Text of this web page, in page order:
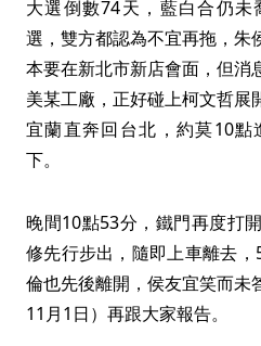
大選倒數74天，藍白合仍
選，雙方都認為不宜再拖，朱
本要在新北市新店會面，但消
美某工廠，正好碰上柯文哲展
宜蘭直奔回台北，約莫10
下。
晚間10點53分，鐵門再度打
修先行步出，隨即上車離去
倫也先後離開，侯友宜笑而未
11月1日）再跟大家報告。